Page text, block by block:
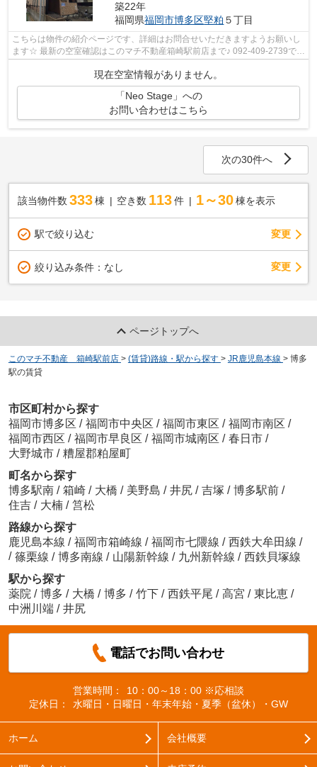
築22年
福岡県福岡市博多区堅粕 ５丁目
こちらは物件の紹介ページです、詳細はお問合せいただきますようお願いし
ます☆ 最新の空室確認はこのマチ不動産箱崎駅前店まで♪ 092-409-2739で
現在空室情報がありません。
「Neo Stage」への
お問い合わせはこちら
次の30件へ
該当物件数 333棟 空き数 113 件 1～30 棟を表示
駅で絞り込む 変更
絞り込み条件： なし 変更
ページトップへ
このマチ不動産 箱崎駅前店 > (賃貸)路線・駅から探す > JR鹿児島本線 > 博多
駅の賃貸
市区町村から探す
福岡市博多区 / 福岡市中央区 / 福岡市東区 / 福岡市南区 /
福岡市西区 / 福岡市早良区 / 福岡市城南区 / 春日市 /
大野城市 / 糟屋郡粕屋町
町名から探す
博多駅南 / 箱崎 / 大橋 / 美野島 / 井尻 / 吉塚 / 博多駅前 /
住吉 / 大楠 / 筥松
路線から探す
鹿児島本線 / 福岡市箱崎線 / 福岡市七隈線 / 西鉄大牟田線 /
/ 篠栗線 / 博多南線 / 山陽新幹線 / 九州新幹線 / 西鉄貝塚線
駅から探す
薬院 / 博多 / 大橋 / 博多 / 竹下 / 西鉄平尾 / 高宮 / 東比恵 /
中洲川端 / 井尻
電話でお問い合わせ
営業時間：
10：00～18：00 ※応相談
定休日：
水曜日・日曜日・年末年始・夏季（盆休）・GW
ホーム 会社概要